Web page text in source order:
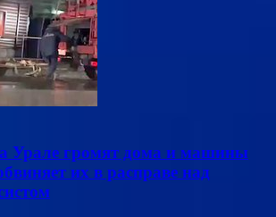
Урале громят дома и машины
их в расправе над